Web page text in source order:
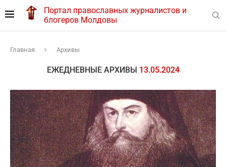
Портал православных журналистов и
блогеров Молдовы
Главная Архивы
ЕЖЕДНЕВНЫЕ АРХИВЫ 13.05.2024